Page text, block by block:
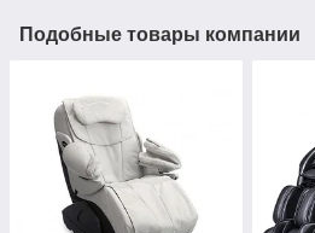
Подобные товары компании